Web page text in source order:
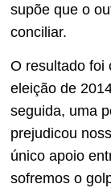
supõe que o
conciliar.
O resultado foi
eleição de
seguida, uma
prejudicou
único apoio
sofremos o